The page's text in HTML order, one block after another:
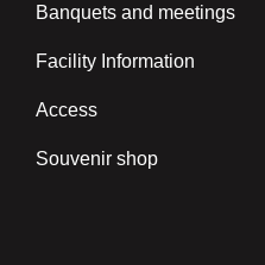
Banquets and meetings
Facility Information
Access
Souvenir shop